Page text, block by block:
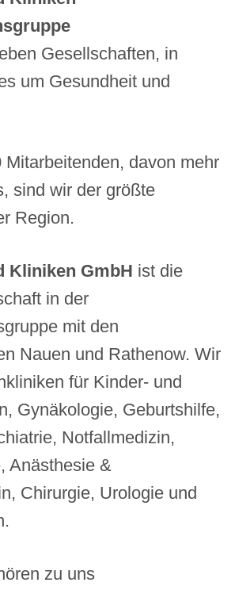
Gesellschaften, in
um Gesundheit und
Mitarbeitenden, davon mehr
sind wir der größte
Region.
Kliniken GmbH ist die
in der
mit den
Nauen und Rathenow. Wir
für Kinder- und
Gynäkologie, Geburtshilfe,
Notfallmedizin,
Anästhesie &
Chirurgie, Urologie und
zu uns